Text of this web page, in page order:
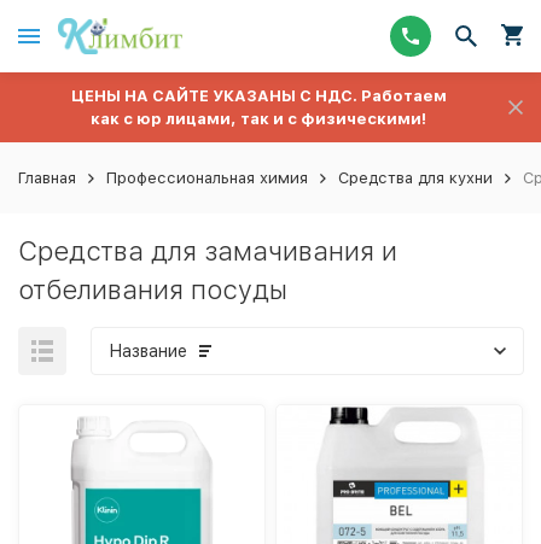
ЦЕНЫ НА САЙТЕ УКАЗАНЫ С НДС. Работаем
как с юр лицами, так и с физическими!
Главная Профессиональная химия Средства для кухни
Средства для замачивания и
отбеливания посуды
Название